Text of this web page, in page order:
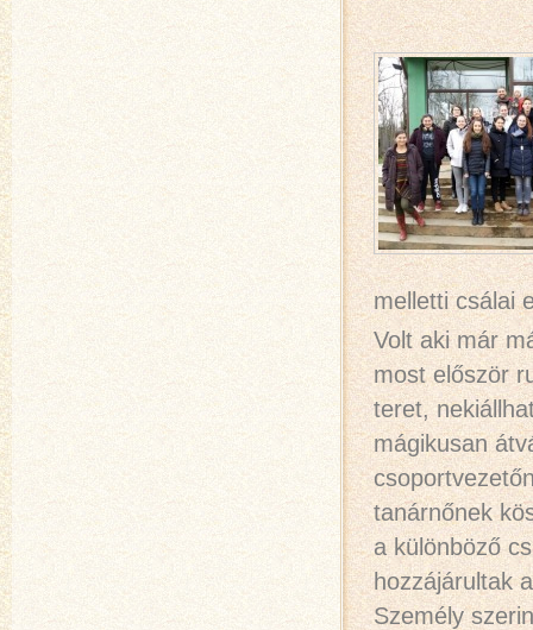
melletti csálai
Volt aki már
most először
teret,
mágikusan
tanárnőnek
a különböző
hozzájárultak
Személy